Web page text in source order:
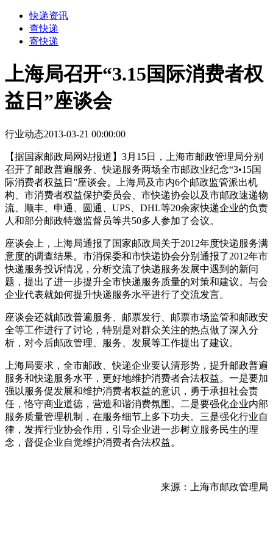
快递资讯
查快递
寄快递
上海局召开“3.15国际消费者权
益日”座谈会
行业动态2013-03-21 00:00:00
【据国家邮政局网站报道】3月15日，上海市邮政管理局分别
召开了邮政普遍服务、快递服务两场全市邮政业纪念“3•15国
际消费者权益日”座谈会。上海局及市内6个邮政监管派出机
构、市消费者权益保护委员会、市快递协会以及市邮政速递物
流、顺丰、申通、圆通、UPS、DHL等20余家快递企业的负责
人和部分邮政特邀监督员等共50多人参加了会议。
座谈会上，上海局通报了国家邮政局关于2012年度快递服务满
意度的调查结果。市消保委和市快递协会分别通报了2012年市
快递服务投诉情况，分析交流了快递服务发展中遇到的新问
题，提出了进一步提升全市快递服务质量的对策和建议。与会
企业代表就如何提升快递服务水平进行了交流发言。
座谈会还就邮政普遍服务、邮票发行、邮票市场监管和邮政安
全等工作进行了讨论，特别是对群众关注的热点做了深入分
析，对今后邮政管理、服务、发展等工作提出了建议。
上海局要求，全市邮政、快递企业要认清形势，提升邮政普遍
服务和快递服务水平，更好地维护消费者合法权益。一是要加
强以服务促发展和维护消费者权益的意识，勇于承担社会责
任，恪守商业道德，营造和谐消费氛围。二是要强化企业内部
服务质量管理机制，在服务细节上多下功夫。三是强化行业自
律，发挥行业协会作用，引导企业进一步树立服务民生的理
念，督促企业自觉维护消费者合法权益。
来源：上海市邮政管理局